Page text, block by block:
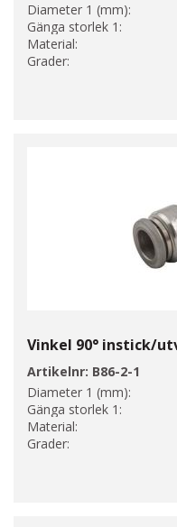
Diameter 1 (mm):
Gänga storlek 1:
Material:
Grader:
Vinkel 90° instick/
Artikelnr: B86-2-1
Diameter 1 (mm):
Gänga storlek 1:
Material:
Grader: